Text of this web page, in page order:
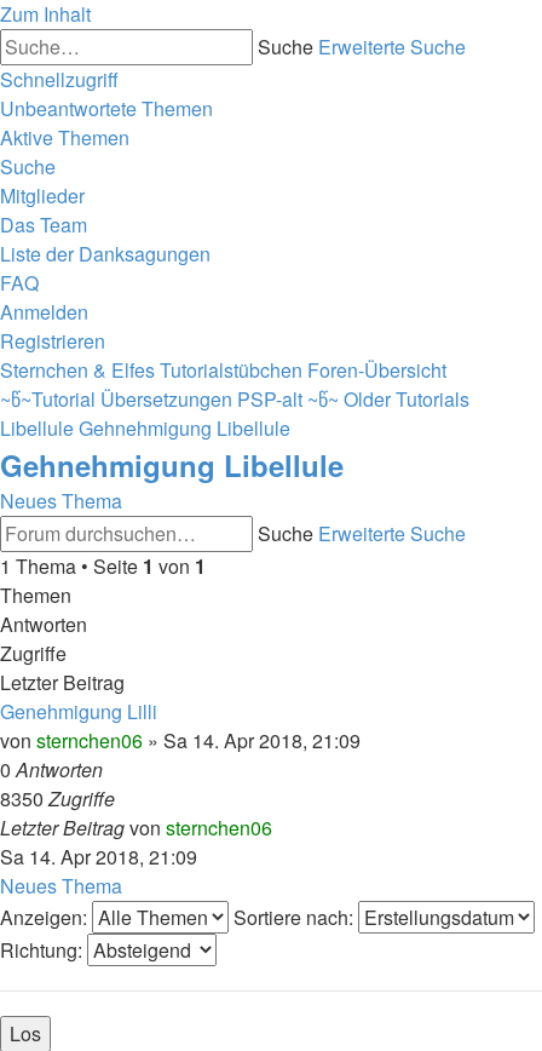
Zum Inhalt
Suche Erweiterte Suche
Schnellzugriff
Unbeantwortete Themen
Aktive Themen
Suche
Mitglieder
Das Team
Liste der Danksagungen
FAQ
Anmelden
Registrieren
Sternchen & Elfes Tutorialstübchen Foren-Übersicht
~წ~Tutorial Übersetzungen PSP-alt ~წ~ Older Tutorials
LibelluleGehnehmigung Libellule
Gehnehmigung Libellule
Neues Thema
Suche Erweiterte Suche
1 Thema • Seite 1 von 1
Themen
Antworten
Zugriffe
Letzter Beitrag
Genehmigung Lilli
von sternchen06 » Sa 14. Apr 2018, 21:09
0Antworten
8350Zugriffe
Letzter Beitragvon sternchen06
Sa 14. Apr 2018, 21:09
Neues Thema
Anzeigen:
Sortiere nach:
Richtung: